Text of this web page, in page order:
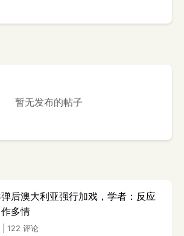
暂无发布的帖子
后澳大利亚强行加戏，学者：反应
多情
122 评论